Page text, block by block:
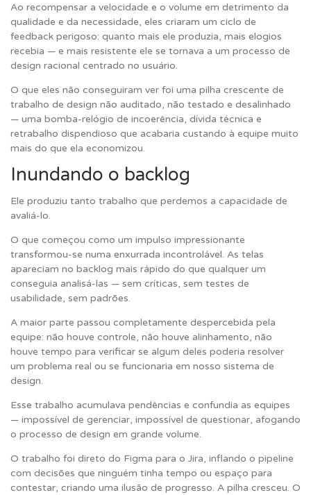
Ao recompensar a velocidade e o volume em detrimento da
qualidade e da necessidade, eles criaram um ciclo de
feedback perigoso: quanto mais ele produzia, mais elogios
recebia — e mais resistente ele se tornava a um processo de
design racional centrado no usuário.
O que eles não conseguiram ver foi uma pilha crescente de
trabalho de design não auditado, não testado e desalinhado
— uma bomba-relógio de incoerência, dívida técnica e
retrabalho dispendioso que acabaria custando à equipe muito
mais do que ela economizou.
Inundando o backlog
Ele produziu tanto trabalho que perdemos a capacidade de
avaliá-lo.
O que começou como um impulso impressionante
transformou-se numa enxurrada incontrolável. As telas
apareciam no backlog mais rápido do que qualquer um
conseguia analisá-las — sem críticas, sem testes de
usabilidade, sem padrões.
A maior parte passou completamente despercebida pela
equipe: não houve controle, não houve alinhamento, não
houve tempo para verificar se algum deles poderia resolver
um problema real ou se funcionaria em nosso sistema de
design.
Esse trabalho acumulava pendências e confundia as equipes
— impossível de gerenciar, impossível de questionar, afogando
o processo de design em grande volume.
O trabalho foi direto do Figma para o Jira, inflando o pipeline
com decisões que ninguém tinha tempo ou espaço para
contestar, criando uma ilusão de progresso. A pilha cresceu. O